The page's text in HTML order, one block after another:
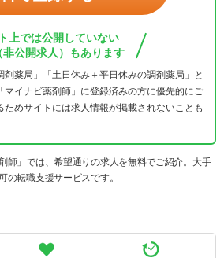
上では公開していない
非公開求人）もあります
剤薬局」「土日休み＋平日休みの調剤薬局」と
マイナビ薬剤師」に登録済みの方に優先的にご
めサイトには求人情報が掲載されないことも
師」では、希望通りの求人を無料でご紹介。大手
の転職支援サービスです。